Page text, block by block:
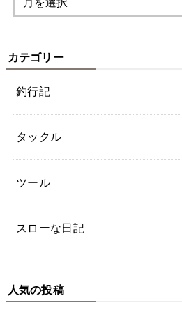
カテゴリー
釣行記
タックル
ツール
スローな日記
人気の投稿